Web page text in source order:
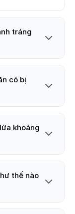
tráng
có bị
khoảng
thế nào